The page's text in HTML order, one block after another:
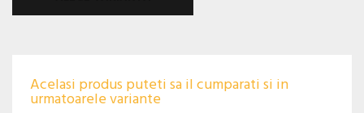
Acelasi produs puteti sa il cumparati si in
urmatoarele variante